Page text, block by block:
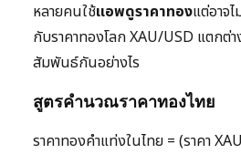
หลายคนใช้แอพดูราคาทองแต่อาจไ
กับราคาทองโลก XAU/USD แตกต่
สัมพันธ์กันอย่างไร
สูตรคำนวณราคาทองไทย
ราคาทองคำแท่งในไทย = (ราคา